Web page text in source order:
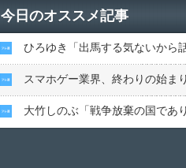
今日のオススメ記事
ひろゆき「出馬する気ないから
スマホゲー業界、終わりの始ま
大竹しのぶ「戦争放棄の国であ